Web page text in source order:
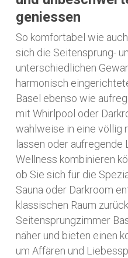
geniessen
So komfortabel wie
sich die Seitensprung-
unterschiedlichen
harmonisch
Basel ebenso wie
mit Whirlpool oder
wahlweise in eine völlig
lassen oder
Wellness kombinieren
ob Sie sich für die
Sauna oder Darkroom
klassischen Raum
Seitensprungzimmer
näher und bieten einen
um Affären und